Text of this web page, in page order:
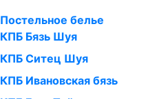
Постельное белье
КПБ Бязь Шуя
КПБ Ситец Шуя
КПБ Ивановская бязь